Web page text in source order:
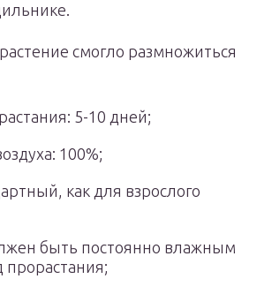
смогло размножиться
5-10 дней;
100%;
как для взрослого
быть постоянно влажным
прорастания;